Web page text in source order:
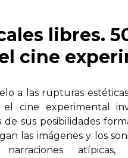
libres.
cine
a las rupturas
el cine experimental
sus posibilidades
las imágenes y los